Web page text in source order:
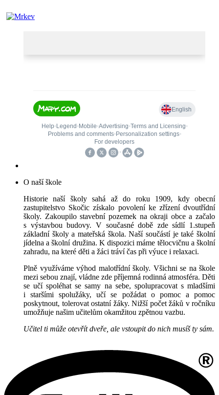
O naší škole
Historie naší školy sahá až do roku 1909, kdy obecní
zastupitelstvo Skočic získalo povolení ke zřízení dvoutřídní
školy. Zakoupilo stavební pozemek na okraji obce a začalo
s výstavbou budovy. V současné době zde sídlí 1.stupeň
základní školy a mateřská škola. Naší součástí je také školní
jídelna a školní družina. K dispozici máme tělocvičnu a školní
zahradu, na které děti a žáci tráví čas při výuce i relaxaci.
Plně využíváme výhod malotřídní školy. Všichni se na škole
mezi sebou znají, vládne zde příjemná rodinná atmosféra. Děti
se učí spoléhat se samy na sebe, spolupracovat s mladšími
i staršími spolužáky, učí se požádat o pomoc a pomoc
poskytnout, tolerovat ostatní žáky. Nižší počet žáků v ročníku
umožňuje našim učitelům okamžitou zpětnou vazbu.
Učitel ti může otevřít dveře, ale vstoupit do nich musíš ty sám.